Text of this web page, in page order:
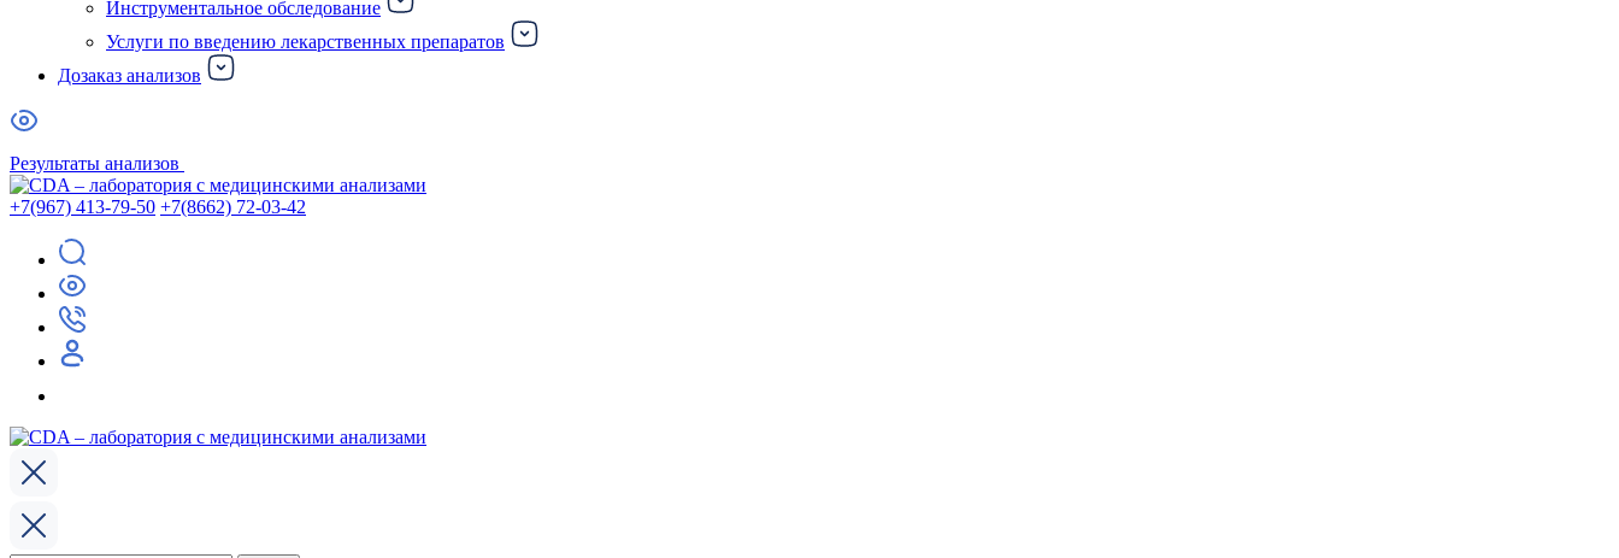
Инструментальное обследование
Услуги по введению лекарственных препаратов
Дозаказ анализов
Результаты анализов
+7(967) 413-79-50 +7(8662) 72-03-42